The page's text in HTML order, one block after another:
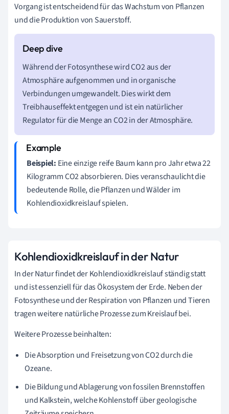
Vorgang ist entscheidend für das Wachstum von Pflanzen
und die Produktion von Sauerstoff.
Während der Fotosynthese wird CO2 aus der
Atmosphäre aufgenommen und in organische
Verbindungen umgewandelt. Dies wirkt dem
Treibhauseffekt entgegen und ist ein natürlicher
Regulator für die Menge an CO2 in der Atmosphäre.
Beispiel: Eine einzige reife Baum kann pro Jahr etwa 22
Kilogramm CO2 absorbieren. Dies veranschaulicht die
bedeutende Rolle, die Pflanzen und Wälder im
Kohlendioxidkreislauf spielen.
Kohlendioxidkreislauf in der Natur
In der Natur findet der Kohlendioxidkreislauf ständig statt
und ist essenziell für das Ökosystem der Erde. Neben der
Fotosynthese und der Respiration von Pflanzen und Tieren
tragen weitere natürliche Prozesse zum Kreislauf bei.
Weitere Prozesse beinhalten:
Die Absorption und Freisetzung von CO2 durch die
Ozeane.
Die Bildung und Ablagerung von fossilen Brennstoffen
und Kalkstein, welche Kohlenstoff über geologische